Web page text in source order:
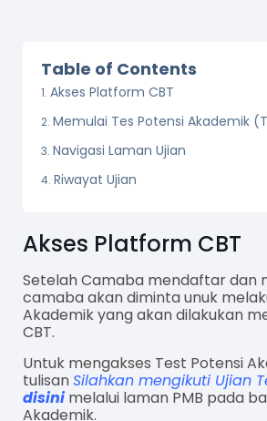
Table of Contents
Akses Platform CBT
Memulai Tes Potensi Akademik
Navigasi Laman Ujian
Riwayat Ujian
Akses Platform CBT
Setelah Camaba mendaftar dan
camaba akan diminta unuk
Akademik yang akan dilakukan
CBT.
Untuk mengakses Test Potensi
tulisanSilahkan mengikuti Ujian
disinimelalui laman PMB pada
Akademik.